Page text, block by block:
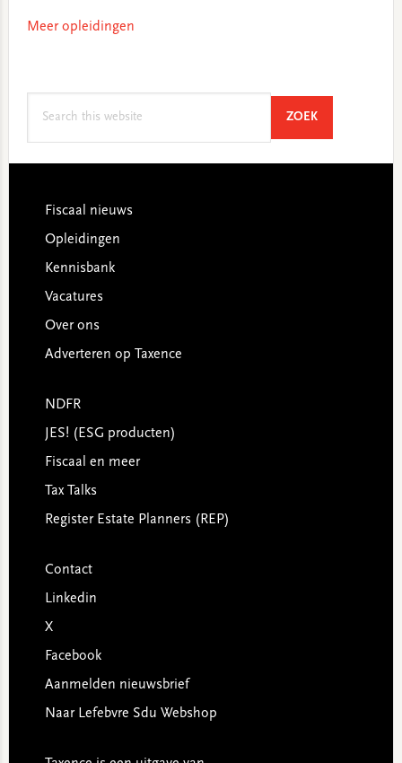
Meer opleidingen
ZOEKSEARCH
Footer
Fiscaal nieuws
Opleidingen
Kennisbank
Vacatures
Over ons
Adverteren op Taxence
NDFR
JES! (ESG producten)
Fiscaal en meer
Tax Talks
Register Estate Planners (REP)
Contact
Linkedin
X
Facebook
Aanmelden nieuwsbrief
Naar Lefebvre Sdu Webshop